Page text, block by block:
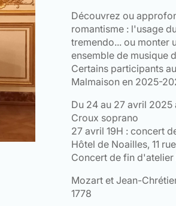
Découvrez ou
romantisme : l'usage
tremendo... ou monter
ensemble de musique
Certains participants
Malmaison en 2025-
Du 24 au 27 avril
Croux soprano
27 avril 19H : concert
Hôtel de Noailles, 11
Concert de fin
Mozart et Jean-
1778